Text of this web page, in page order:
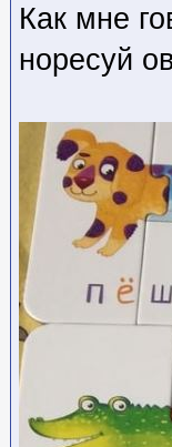
Как мне
норесуй